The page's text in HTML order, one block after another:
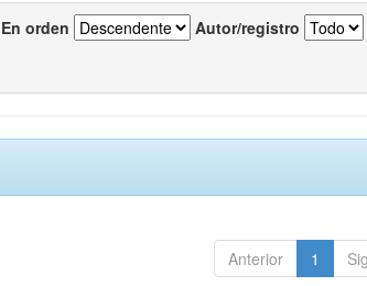
En orden Autor/registro
Anterior 1